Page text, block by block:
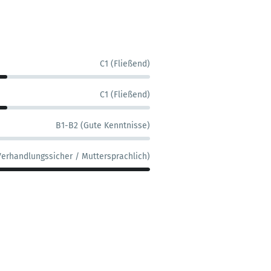
C1 (Fließend)
C1 (Fließend)
B1-B2 (Gute Kenntnisse)
/ Muttersprachlich)